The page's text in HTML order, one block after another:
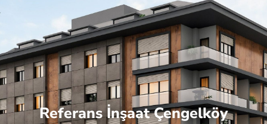
Referans İnşaat Çengelköy